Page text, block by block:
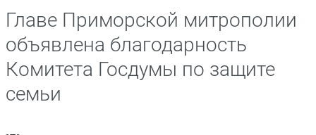
Главе Приморской митрополии
объявлена благодарность
Комитета Госдумы по защите
семьи